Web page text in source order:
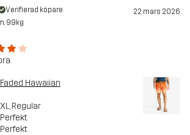
Verifierad köpare 22 mars 2026
99kg
Faded Hawaiian
XL, Regular
Perfekt
Perfekt